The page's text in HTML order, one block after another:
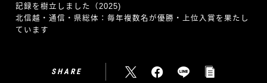
記録を樹立しました（2025)
北信越・通信・県総体：毎年複数名が優勝・上位入賞を果たし
ています
SHARE